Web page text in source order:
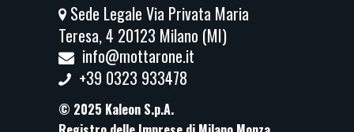
Sede Legale Via Privata Maria
Teresa, 4 20123 Milano (MI)
info@mottarone.it
+39 0323 933478
© 2025 Kaleon S.p.A.